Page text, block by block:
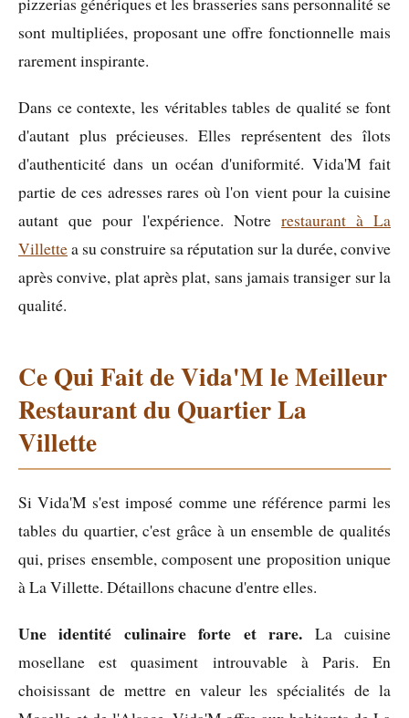
sont multipliées, proposant une offre fonctionnelle mais
rarement inspirante.
Dans ce contexte, les véritables tables de qualité se font
d'autant plus précieuses. Elles représentent des îlots
d'authenticité dans un océan d'uniformité. Vida'M fait
partie de ces adresses rares où l'on vient pour la cuisine
autant que pour l'expérience. Notre restaurant à La
Villettea su construire sa réputation sur la durée, convive
après convive, plat après plat, sans jamais transiger sur la
qualité.
Ce Qui Fait de Vida'M le Meilleur
Restaurant du Quartier La
Villette
Si Vida'M s'est imposé comme une référence parmi les
tables du quartier, c'est grâce à un ensemble de qualités
qui, prises ensemble, composent une proposition unique
à La Villette. Détaillons chacune d'entre elles.
Une identité culinaire forte et rare. La cuisine
mosellane est quasiment introuvable à Paris. En
choisissant de mettre en valeur les spécialités de la